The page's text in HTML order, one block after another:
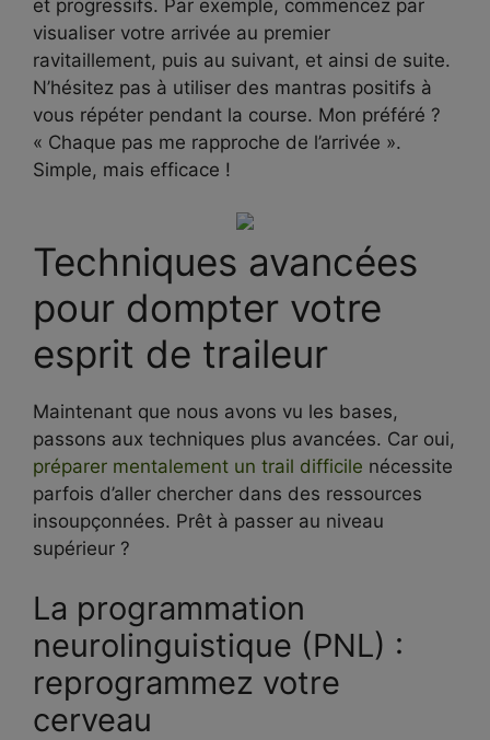
et progressifs. Par exemple, commencez par
visualiser votre arrivée au premier
ravitaillement, puis au suivant, et ainsi de suite.
N’hésitez pas à utiliser des mantras positifs à
vous répéter pendant la course. Mon préféré ?
« Chaque pas me rapproche de l’arrivée ».
Simple, mais efficace !
Techniques avancées
pour dompter votre
esprit de traileur
Maintenant que nous avons vu les bases,
passons aux techniques plus avancées. Car oui,
préparer mentalement un trail difficile nécessite
parfois d’aller chercher dans des ressources
insoupçonnées. Prêt à passer au niveau
supérieur ?
La programmation
neurolinguistique (PNL) :
reprogrammez votre
cerveau